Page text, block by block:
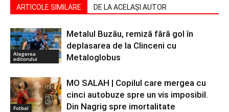
ARTICOLE SIMILARE DE LA ACELAȘI AUTOR
Alegerea
editorului
Metalul Buzău, remiză fără gol în
deplasarea de la Clinceni cu
Metaloglobus
Fotbal
MO SALAH | Copilul care mergea cu
cinci autobuze spre un vis imposibil.
Din Nagrig spre imortalitate